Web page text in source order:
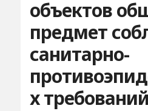
объектов
предмет
санитарно-
х